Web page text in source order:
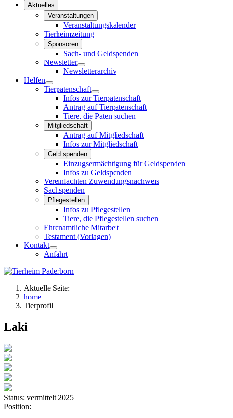
Aktuelles
Veranstaltungen
Veranstaltungskalender
Tierheimzeitung
Sponsoren
Sach- und Geldspenden
Newsletter
Newsletterarchiv
Helfen
Tierpatenschaft
Infos zur Tierpatenschaft
Antrag auf Tierpatenschaft
Tiere, die Paten suchen
Mitgliedschaft
Antrag auf Mitgliedschaft
Infos zur Mitgliedschaft
Geld spenden
Einzugsermächtigung für Geldspenden
Infos zu Geldspenden
Vereinfachten Zuwendungsnachweis
Sachspenden
Pflegestellen
Infos zu Pflegestellen
Tiere, die Pflegestellen suchen
Ehrenamtliche Mitarbeit
Testament (Vorlagen)
Kontakt
Anfahrt
Aktuelle Seite:
home
Tierprofil
Laki
Status: vermittelt 2025
Position: